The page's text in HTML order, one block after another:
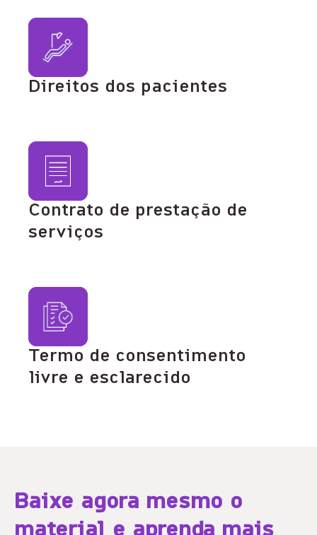
Direitos dos pacientes
Contrato de prestação de
serviços
Termo de consentimento
livre e esclarecido
Baixe agora mesmo o